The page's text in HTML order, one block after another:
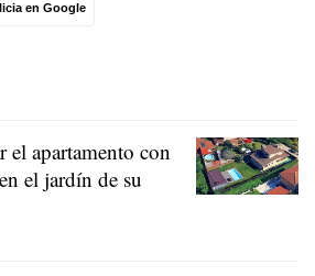
en Google
el apartamento con
el jardín de su